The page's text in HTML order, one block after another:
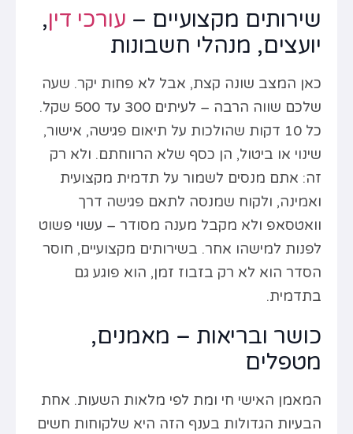
שירותים מקצועיים – עורכי דין,
יועצים, מנהלי חשבונות
כאן המצב שונה קצת, אבל לא פחות יקר. שעה
שלכם שווה הרבה – לעיתים 300 עד 500 שקל.
כל 10 דקות שהולכות על תיאום פגישה, אישור,
שינוי או ביטול, הן כסף שלא הרווחתם. ולא רק
זה: אתם מנסים לשמור על תדמית מקצועית
ואמינה, ולקוח שמנסה לתאם פגישה דרך
וואטסאפ ולא מקבל מענה מסודר – עשוי פשוט
לפנות למישהו אחר. בשירותים מקצועיים, חוסר
הסדר הוא לא רק בזבוז זמן, הוא פוגע גם
בתדמית.
כושר ובריאות – מאמנים,
מטפלים
המאמן האישי חי ומת לפי מלאות השעות. אחת
הבעיות הגדולות בענף הזה היא שלקוחות חשים